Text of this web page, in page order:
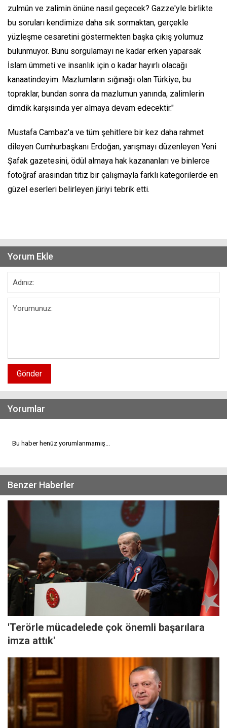
zulmün ve zalimin önüne nasıl geçecek? Gazze'yle birlikte
bu soruları kendimize daha sık sormaktan, gerçekle
yüzleşme cesaretini göstermekten başka çıkış yolumuz
bulunmuyor. Bunu sorgulamayı ne kadar erken yaparsak
İslam ümmeti ve insanlık için o kadar hayırlı olacağı
kanaatindeyim. Mazlumların sığınağı olan Türkiye, bu
topraklar, bundan sonra da mazlumun yanında, zalimlerin
dimdik karşısında yer almaya devam edecektir."
Mustafa Cambaz'a ve tüm şehitlere bir kez daha rahmet
dileyen Cumhurbaşkanı Erdoğan, yarışmayı düzenleyen Yeni
Şafak gazetesini, ödül almaya hak kazananları ve binlerce
fotoğraf arasından titiz bir çalışmayla farklı kategorilerde en
güzel eserleri belirleyen jüriyi tebrik etti.
Yorum Ekle
Gönder
Yorumlar
Bu haber henüz yorumlanmamış...
Benzer Haberler
'Terörle mücadelede çok önemli başarılara
imza attık'